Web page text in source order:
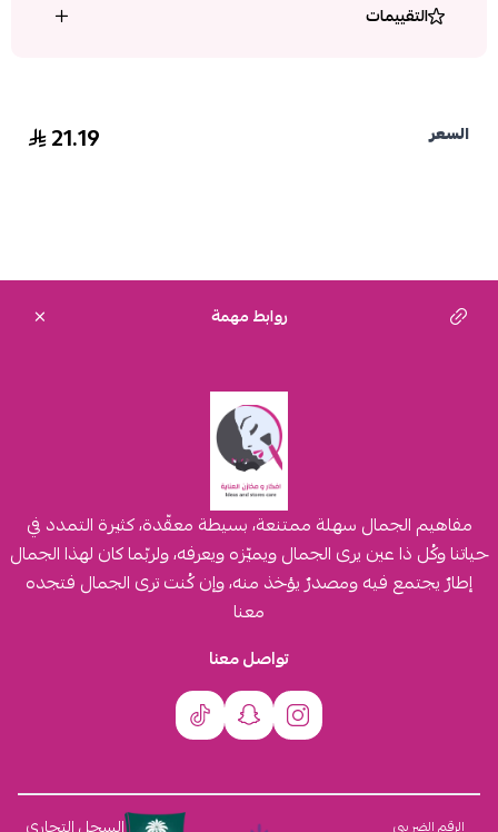
التقييمات
السعر 21.19
روابط مهمة
مفاهيم الجمال سهلة ممتنعة، بسيطة معقّدة، كثيرة التمدد في
حياتنا وكُل ذا عين يرى الجمال ويميّزه ويعرفه، ولربّما كان لهذا الجمال
إطارٌ يجتمع فيه ومصدرٌ يؤخذ منه، وإن كُنت ترى الجمال فتجده
معنا
تواصل معنا
الرقم الضريبي السجل التجاري